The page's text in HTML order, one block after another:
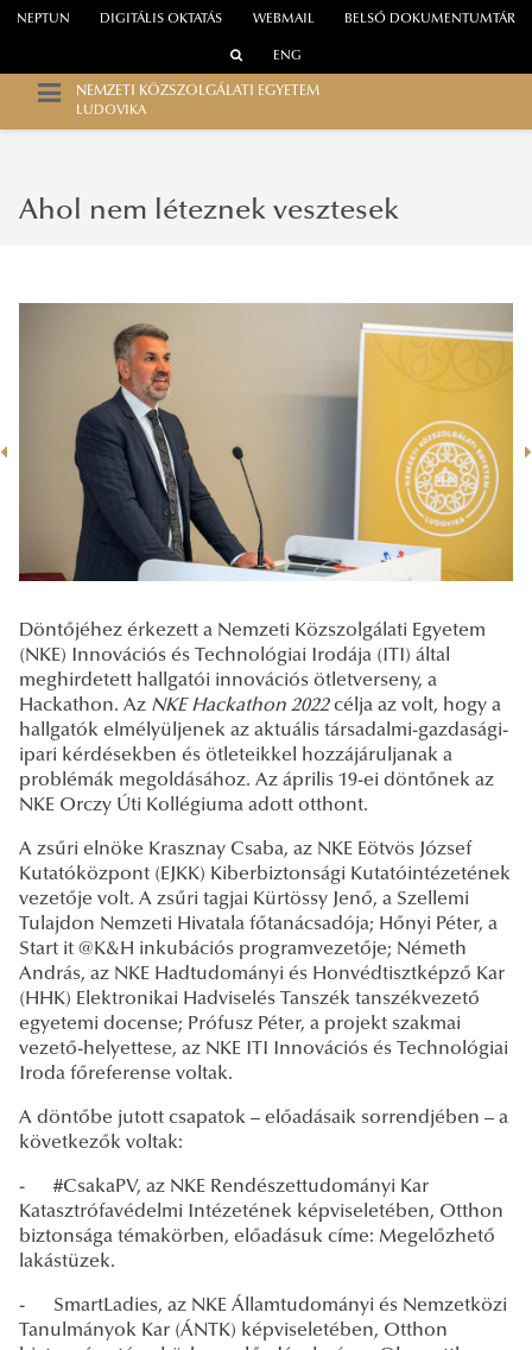
WEBMAIL
NEPTUN DIGITÁLIS OKTATÁS BELSŐ DOKUMENTUMTÁR
ENG
NEMZETI KÖZSZOLGÁLATI EGYETEM
LUDOVIKA
Ahol nem léteznek vesztesek
Döntőjéhez érkezett a Nemzeti Közszolgálati Egyetem
(NKE) Innovációs és Technológiai Irodája (ITI) által
meghirdetett hallgatói innovációs ötletverseny, a
Hackathon. Az NKE Hackathon 2022célja az volt, hogy a
hallgatók elmélyüljenek az aktuális társadalmi-gazdasági-
ipari kérdésekben és ötleteikkel hozzájáruljanak a
problémák megoldásához. Az április 19-ei döntőnek az
NKE Orczy Úti Kollégiuma adott otthont.
A zsűri elnöke Krasznay Csaba, az NKE Eötvös József
Kutatóközpont (EJKK) Kiberbiztonsági Kutatóintézetének
vezetője volt. A zsűri tagjai Kürtössy Jenő, a Szellemi
Tulajdon Nemzeti Hivatala főtanácsadója; Hőnyi Péter, a
Start it @K&H inkubációs programvezetője; Németh
András, az NKE Hadtudományi és Honvédtisztképző Kar
(HHK) Elektronikai Hadviselés Tanszék tanszékvezető
egyetemi docense; Prófusz Péter, a projekt szakmai
vezető-helyettese, az NKE ITI Innovációs és Technológiai
Iroda főreferense voltak.
A döntőbe jutott csapatok – előadásaik sorrendjében – a
következők voltak:
- #CsakaPV, az NKE Rendészettudományi Kar
Katasztrófavédelmi Intézetének képviseletében, Otthon
biztonsága témakörben, előadásuk címe: Megelőzhető
lakástüzek.
- SmartLadies, az NKE Államtudományi és Nemzetközi
Tanulmányok Kar (ÁNTK) képviseletében, Otthon